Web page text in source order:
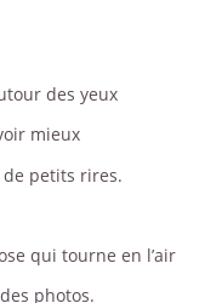
des yeux
mieux
petits rires.
qui tourne en l’air
photos.